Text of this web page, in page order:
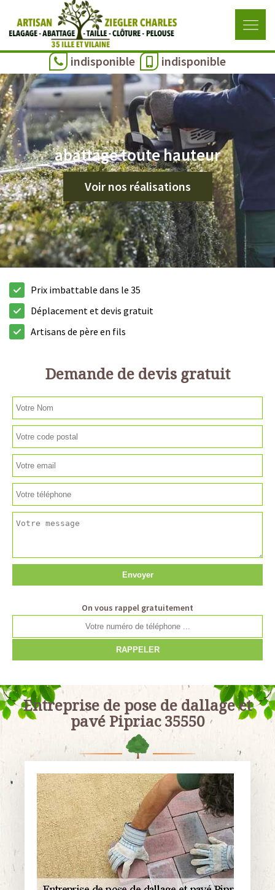
indisponible indisponible
abattage toute hauteur
Voir nos réalisations
Prix imbattable dans le 35
Déplacement et devis gratuit
Artisans de père en fils
Demande de devis gratuit
On vous rappel gratuitement
Entreprise de pose de dallage et
pavé Pipriac 35550